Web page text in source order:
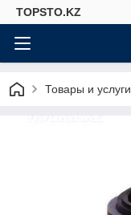
TOPSTO.KZ
Товары и услуги